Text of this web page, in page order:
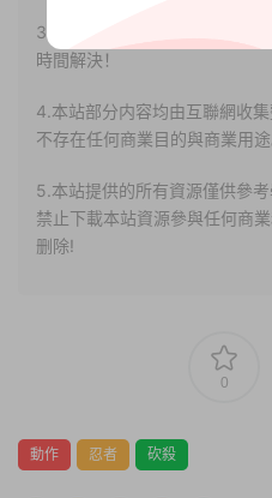
3.如果本站有侵犯、不妥之處
時間解決！
4.本站部分内容均由互聯網收
不存在任何商業目的與商業用途
5.本站提供的所有資源僅供參
禁止下載本站資源參與任何商
删除!
0
動作 忍者 砍殺